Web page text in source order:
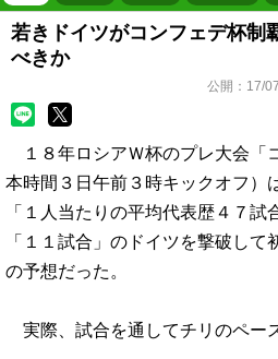
若きドイツがコンフェデ杯制
べきか
公開： 17/
１８年ロシアＷ杯のプレ大会「
本時間３日午前３時キックオフ）
「１人当たりの平均代表歴４７試
「１１試合」のドイツを撃破し
の予想だった。
実際、試合を通してチリのペー